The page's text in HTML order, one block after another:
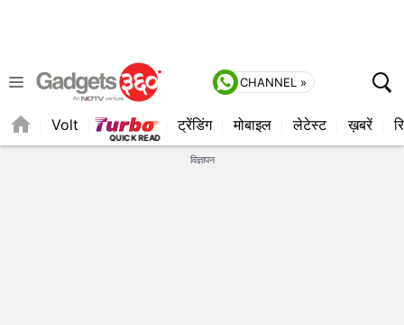
CHANNEL »
Volt ट्रेंडिंग मोबाइल लेटेस्ट ख़बरें
विज्ञापन